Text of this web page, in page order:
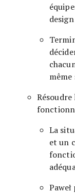
La
et un